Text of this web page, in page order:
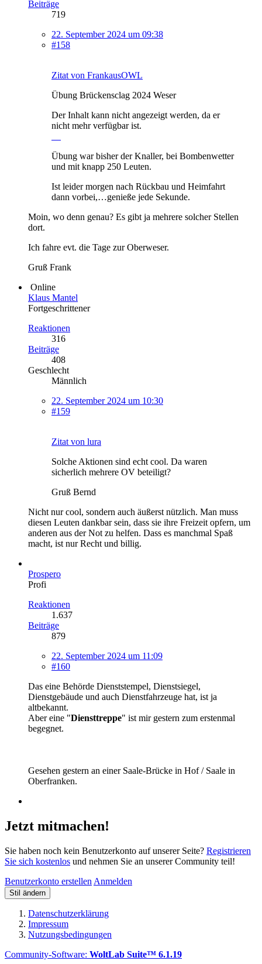
Beiträge
719
22. September 2024 um 09:38
#158
Zitat von FrankausOWL
Übung Brückensclag 2024 Weser
Der Inhalt kann nicht angezeigt werden, da er
nicht mehr verfügbar ist.
Übung war bisher der Knaller, bei Bombenwetter
und mit knapp 250 Leuten.
Ist leider morgen nach Rückbau und Heimfahrt
dann vorbei,…genieße jede Sekunde.
Moin, wo denn genau? Es gibt ja mehrere solcher Stellen
dort.
Ich fahre evt. die Tage zur Oberweser.
Gruß Frank
Online
Klaus Mantel
Fortgeschrittener
Reaktionen
316
Beiträge
408
Geschlecht
Männlich
22. September 2024 um 10:30
#159
Zitat von lura
Solche Aktionen sind echt cool. Da waren
sicherlich mehrere OV beteiligt?
Gruß Bernd
Nicht nur cool, sondern auch äußerst nützlich. Man muss
diesen Leuten dankbar sein, dass sie ihre Freizeit opfern, um
anderen aus der Not zu helfen. Dass es manchmal Spaß
macht, ist nur Recht und billig.
Prospero
Profi
Reaktionen
1.637
Beiträge
879
22. September 2024 um 11:09
#160
Das eine Behörde Dienststempel, Dienstsiegel,
Dienstgebäude und auch Dienstfahrzeuge hat, ist ja
altbekannt.
Aber eine "Diensttreppe" ist mir gestern zum erstenmal
begegnet.
Gesehen gestern an einer Saale-Brücke in Hof / Saale in
Oberfranken.
Jetzt mitmachen!
Sie haben noch kein Benutzerkonto auf unserer Seite? Registrieren
Sie sich kostenlos und nehmen Sie an unserer Community teil!
Benutzerkonto erstellen Anmelden
Stil ändern
Datenschutzerklärung
Impressum
Nutzungsbedingungen
Community-Software: WoltLab Suite™ 6.1.19